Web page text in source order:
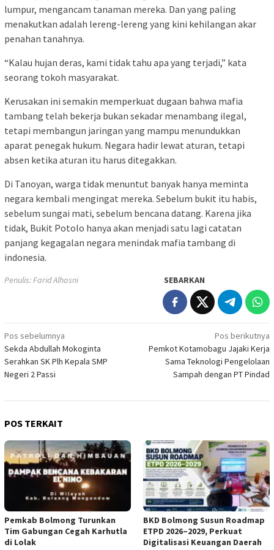
lumpur, mengancam tanaman mereka. Dan yang paling
menakutkan adalah lereng-lereng yang kini kehilangan akar
penahan tanahnya.
“Kalau hujan deras, kami tidak tahu apa yang terjadi,” kata
seorang tokoh masyarakat.
Kerusakan ini semakin memperkuat dugaan bahwa mafia
tambang telah bekerja bukan sekadar menambang ilegal,
tetapi membangun jaringan yang mampu menundukkan
aparat penegak hukum. Negara hadir lewat aturan, tetapi
absen ketika aturan itu harus ditegakkan.
Di Tanoyan, warga tidak menuntut banyak hanya meminta
negara kembali mengingat mereka. Sebelum bukit itu habis,
sebelum sungai mati, sebelum bencana datang. Karena jika
tidak, Bukit Potolo hanya akan menjadi satu lagi catatan
panjang kegagalan negara menindak mafia tambang di
indonesia.
Penulis: Farid Alhasni SEBARKAN
Navigasi
pos
Pos sebelumnya
Sekda Abdullah Mokoginta
Serahkan SK Plh Kepala SMP
Negeri 2 Passi
Pos berikutnya
Pemkot Kotamobagu Jajaki Kerja
Sama Teknologi Pengelolaan
Sampah dengan PT Pindad
POS TERKAIT
Pemkab Bolmong Turunkan
Tim Gabungan Cegah Karhutla
di Lolak
BKD Bolmong Susun Roadmap
ETPD 2026–2029, Perkuat
Digitalisasi Keuangan Daerah